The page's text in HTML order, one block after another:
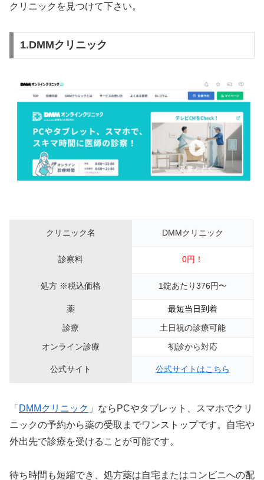
クリニックを見つけて下さい。
1.DMMクリニック
クリニック名 DMMクリニック
診察料 0円！
処方 ※税込価格 1錠あたり376円〜
薬
最短当日到着
診療
土日祝の診療可能
オンライン診療
初診から対応
公式サイト 公式サイトはこちら
「 DMMクリニック 」ならPCやタブレット、スマホでクリ
ニックの予約から薬の受取までワンストップです。自宅や
外出先で診療を受けることが可能です。
待ち時間も短縮でき、処方薬は自宅またはコンビニへの配